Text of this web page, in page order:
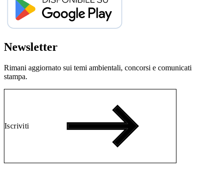
Newsletter
Rimani aggiornato sui temi ambientali, concorsi e comunicati
stampa.
Iscriviti